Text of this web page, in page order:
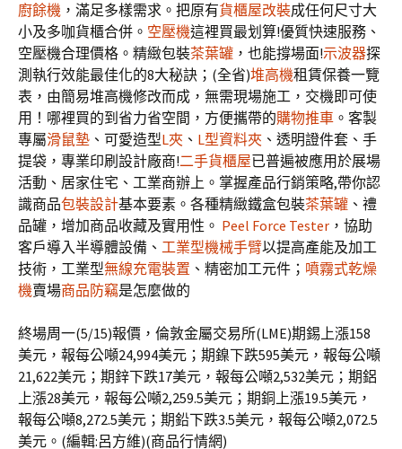
廚餘機 ，滿足多樣需求。把原有貨櫃屋改裝成任何尺寸大
小及多咖貨櫃合併。 空壓機這裡買最划算!優質快速服務、
空壓機合理價格。精緻包裝茶葉罐 ，也能撐場面!示波器探
測執行效能最佳化的8大秘訣；(全省)堆高機租賃保養一覽
表，由簡易堆高機修改而成，無需現場施工，交機即可使
用！哪裡買的到省力省空間，方便攜帶的購物推車 。客製
專屬滑鼠墊 、可愛造型L夾 、 L型資料夾 、透明證件套、手
提袋，專業印刷設計廠商!二手貨櫃屋已普遍被應用於展場
活動、居家住宅、工業商辦上。掌握產品行銷策略,帶你認
識商品包裝設計基本要素。各種精緻鐵盒包裝茶葉罐 、禮
品罐，增加商品收藏及實用性。 Peel Force Tester ，協助
客戶導入半導體設備、 工業型機械手臂以提高產能及加工
技術，工業型無線充電裝置 、精密加工元件； 噴霧式乾燥
機賣場商品防竊是怎麼做的
終場周一(5/15)報價，倫敦金屬交易所(LME)期錫上漲158
美元，報每公噸24,994美元；期鎳下跌595美元，報每公噸
21,622美元；期鋅下跌17美元，報每公噸2,532美元；期鋁
上漲28美元，報每公噸2,259.5美元；期銅上漲19.5美元，
報每公噸8,272.5美元；期鉛下跌3.5美元，報每公噸2,072.5
美元。(編輯:呂方維)(商品行情網)